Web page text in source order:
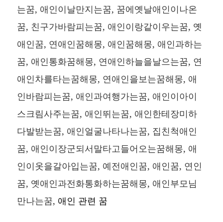
는꿈, 애인이날만지는꿈, 꿈에옛날애인이나온
꿈, 친구가바람피는꿈, 애인이랑같이우는꿈, 옛
애인꿈, 연애인꿈해몽, 애인꿈해몽, 애인과하는
꿈, 애인통화꿈해몽, 연애인하늘을날으는꿈, 연
애인차를타는꿈해몽, 연애인을보는꿈해몽, 애
인바람피는꿈, 애인과여행가는꿈, 애인이아이
스크림사주는꿈, 애인뛰는꿈, 애인한테장미하
다발받는꿈, 애인얼굴나타나는꿈, 집친척애인
꿈, 애인이장군되서말타고들어오는꿈해몽, 애
인이옷을갈아입는꿈, 예전애인꿈, 애인꿈, 연인
꿈, 옛애인과전화통화하는꿈해몽, 애인부모님
만나는꿈, 애인 관련 꿈